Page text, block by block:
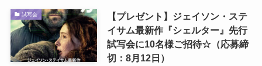
試写会
【プレゼント】ジェイソン・ステ
イサム最新作『シェルター』先行
試写会に10名様ご招待☆（応募締
切：8月12日）